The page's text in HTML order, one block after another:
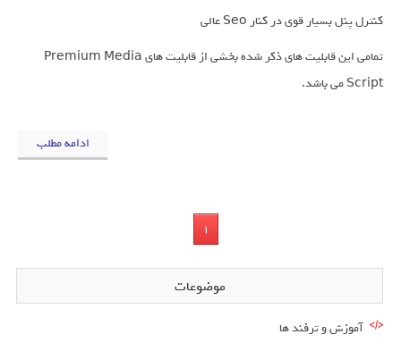
کنترل پنل بسیار قوی در کنار Seo عالی
تمامی این قابلیت های ذکر شده بخشی از قابلیت های Premium Media
Script می باشد.
ادامه مطلب
1
موضوعات
آموزش و ترفند ها